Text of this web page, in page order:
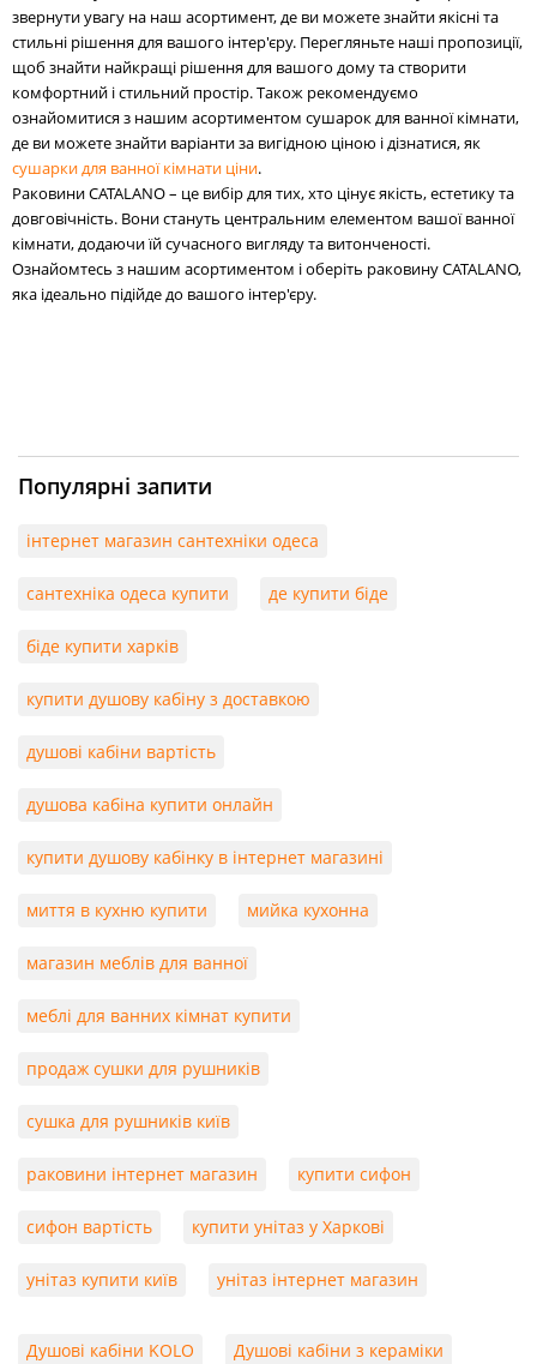
звернути увагу на наш асортимент, де ви можете знайти якісні та
стильні рішення для вашого інтер'єру. Перегляньте наші пропозиції,
щоб знайти найкращі рішення для вашого дому та створити
комфортний і стильний простір. Також рекомендуємо
ознайомитися з нашим асортиментом сушарок для ванної кімнати,
де ви можете знайти варіанти за вигідною ціною і дізнатися, як
сушарки для ванної кімнати ціни.
Раковини CATALANO – це вибір для тих, хто цінує якість, естетику та
довговічність. Вони стануть центральним елементом вашої ванної
кімнати, додаючи їй сучасного вигляду та витонченості.
Ознайомтесь з нашим асортиментом і оберіть раковину CATALANO,
яка ідеально підійде до вашого інтер'єру.
Популярні запити
інтернет магазин сантехніки одеса
сантехніка одеса купити де купити біде
біде купити харків
купити душову кабіну з доставкою
душові кабіни вартість
душова кабіна купити онлайн
купити душову кабінку в інтернет магазині
миття в кухню купити мийка кухонна
магазин меблів для ванної
меблі для ванних кімнат купити
продаж сушки для рушників
сушка для рушників київ
раковини інтернет магазин купити сифон
сифон вартість купити унітаз у Харкові
унітаз купити київ унітаз інтернет магазин
Душові кабіни KOLO Душові кабіни з кераміки